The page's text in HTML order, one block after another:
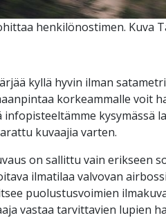
henkilönostimen. Kuva
kyllä hyvin ilman
korkeammalle voit
infopisteeltämme kysymässä
kuvaajia varten.
on sallittu vain erikseen
ilmatilaa valvovan
puolustusvoimien
vastaa tarvittavien lupien